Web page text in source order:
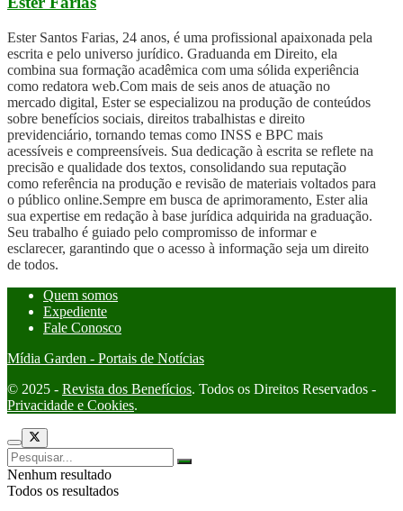
Ester Santos Farias, 24 anos, é uma profissional apaixonada pela
escrita e pelo universo jurídico. Graduanda em Direito, ela
combina sua formação acadêmica com uma sólida experiência
como redatora web.Com mais de seis anos de atuação no
mercado digital, Ester se especializou na produção de conteúdos
sobre benefícios sociais, direitos trabalhistas e direito
previdenciário, tornando temas como INSS e BPC mais
acessíveis e compreensíveis. Sua dedicação à escrita se reflete na
precisão e qualidade dos textos, consolidando sua reputação
como referência na produção e revisão de materiais voltados para
o público online.Sempre em busca de aprimoramento, Ester alia
sua expertise em redação à base jurídica adquirida na graduação.
Seu trabalho é guiado pelo compromisso de informar e
esclarecer, garantindo que o acesso à informação seja um direito
de todos.
Quem somos
Expediente
Fale Conosco
Mídia Garden - Portais de Notícias
© 2025 - Revista dos Benefícios. Todos os Direitos Reservados -
Privacidade e Cookies.
Nenhum resultado
Todos os resultados